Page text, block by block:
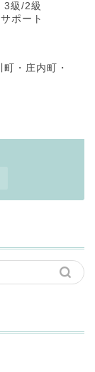
3級/2級
ポート
・庄内町・